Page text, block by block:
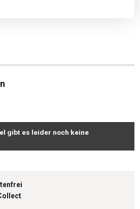
von 0 von 5 Sternen
gibt es leider noch keine